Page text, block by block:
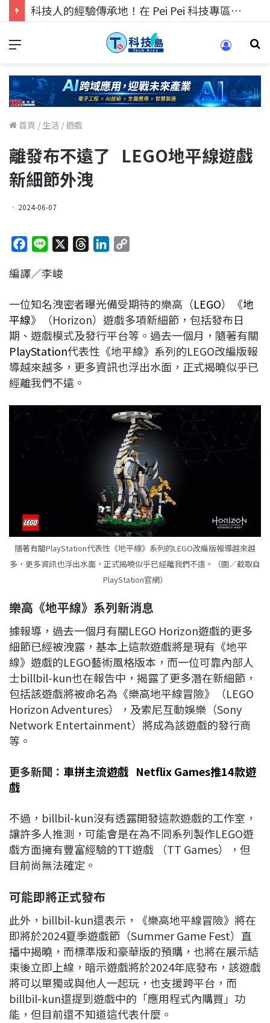
科技人的經驗傳承地！在 Pei Pei 科技專區，與學弟妹交流最硬核的技術
首頁 / 生活 / 遊戲
離發布不遠了 LEGO地平線遊戲
新細節外洩
2024-06-07
c
b
o
o
k
n
a
d
s
e
d
I
n
L
i
n
k
編譯／李峻
一位知名洩密者曝光備受期待的樂高（LEGO）《地
平線》（Horizon）遊戲多項新細節，包括發布日
期、遊戲模式及發行平台等。過去一個月，隨著有關
PlayStation代表性《地平線》系列的LEGO改編版報
導越來越多，更多資訊也浮出水面，正式揭曉似乎已
經離我們不遠。
隨著有關PlayStation代表性《地平線》系列的LEGO改編版報導越來越
多，更多資訊也浮出水面，正式揭曉似乎已經離我們不遠。（圖／截取自
PlayStation官網）
樂高《地平線》系列新消息
據報導，過去一個月有關LEGO Horizon遊戲的更多
細節已經被洩露，基本上這款遊戲將是現有《地平
線》遊戲的LEGO藝術風格版本，而一位可靠內部人
士billbil-kun也在報告中，揭露了更多潛在新細節，
包括該遊戲將被命名為《樂高地平線冒險》（LEGO
Horizon Adventures），及索尼互動娛樂（Sony
Network Entertainment）將成為該遊戲的發行商
等。
更多新聞： 車拼主流遊戲 Netflix Games推14款遊
戲
不過，billbil-kun沒有透露開發這款遊戲的工作室，
讓許多人推測，可能會是在為不同系列製作LEGO遊
戲方面擁有豐富經驗的TT遊戲 （TT Games），但
目前尚無法確定。
可能即將正式發布
此外，billbil-kun還表示，《樂高地平線冒險》將在
即將於2024夏季遊戲節（Summer Game Fest）直
播中揭曉，而標準版和豪華版的預購，也將在展示結
束後立即上線，暗示遊戲將於2024年底發布，該遊戲
將可以單獨或與他人一起玩，也支援跨平台，而
billbil-kun還提到遊戲中的「應用程式內購買」功
能，但目前還不知道這代表什麼。